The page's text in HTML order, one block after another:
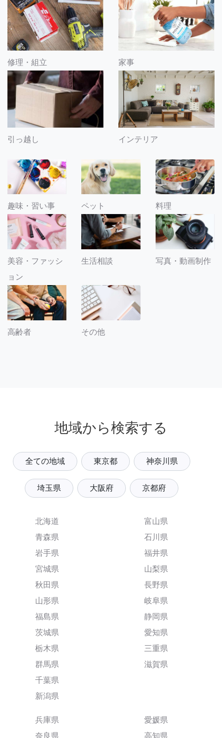
修理・組立 家事
引っ越し インテリア
趣味・習い事 ペット 料理
美容・ファッシ
ョン
生活相談 写真・動画制作
高齢者 その他
地域から検索する
全ての地域 東京都 神奈川県
埼玉県 大阪府 京都府
北海道
青森県
岩手県
宮城県
秋田県
山形県
福島県
茨城県
栃木県
群馬県
千葉県
新潟県
富山県
石川県
福井県
山梨県
長野県
岐阜県
静岡県
愛知県
三重県
滋賀県
兵庫県
奈良県
愛媛県
高知県